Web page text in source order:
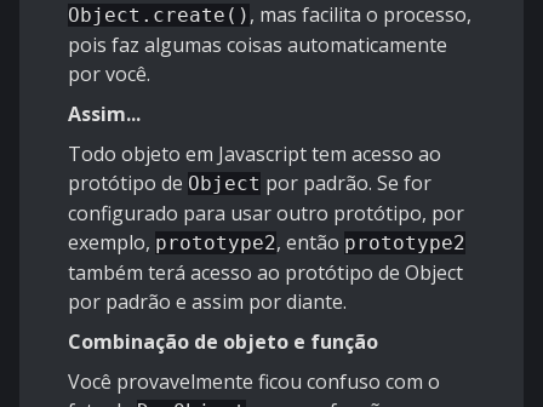
Object.create() , mas facilita o processo,
pois faz algumas coisas automaticamente
por você.
Assim...
Todo objeto em Javascript tem acesso ao
protótipo de Object por padrão. Se for
configurado para usar outro protótipo, por
exemplo, prototype2, então prototype2
também terá acesso ao protótipo de Object
por padrão e assim por diante.
Combinação de objeto e função
Você provavelmente ficou confuso com o